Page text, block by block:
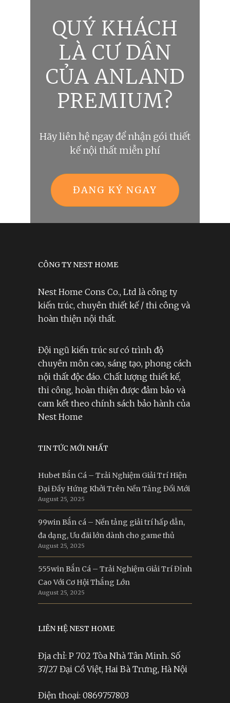
QUÝ KHÁCH
LÀ CƯ DÂN
CỦA ANLAND
PREMIUM?
Hãy liên hệ ngay để nhận gói thiết
kế nội thất miễn phí
ĐANG KÝ NGAY
CÔNG TY NEST HOME
Nest Home Cons Co., Ltd là công ty
kiến trúc, chuyên thiết kế / thi công và
hoàn thiện nội thất.
Đội ngũ kiến trúc sư có trình độ
chuyên môn cao, sáng tạo, phong cách
nội thất độc đáo. Chất lượng thiết kế,
thi công, hoàn thiện được đảm bảo và
cam kết theo chính sách bảo hành của
Nest Home
TIN TỨC MỚI NHẤT
Hubet Bắn Cá – Trải Nghiệm Giải Trí Hiện
Đại Đầy Hứng Khởi Trên Nền Tảng Đổi Mới
August 25, 2025
99win Bắn cá – Nền tảng giải trí hấp dẫn,
đa dạng, Ưu đãi lớn dành cho game thủ
August 25, 2025
555win Bắn Cá – Trải Nghiệm Giải Trí Đỉnh
Cao Với Cơ Hội Thắng Lớn
August 25, 2025
LIÊN HỆ NEST HOME
Địa chỉ: P 702 Tòa Nhà Tân Minh. Số
37/27 Đại Cồ Việt, Hai Bà Trưng, Hà Nội
Điện thoại: 0869757803